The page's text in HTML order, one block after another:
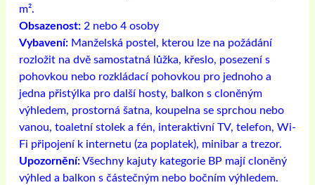
m².
Obsazenost: 2 nebo 4 osoby
Vybavení: Manželská postel, kterou lze na požádání
rozložit na dvě samostatná lůžka, křeslo, posezení s
pohovkou nebo rozkládací pohovkou pro jednoho a
jedna přistýlka pro další hosty, balkon s cloněným
výhledem, prostorná šatna, koupelna se sprchou nebo
vanou, toaletní stolek a fén, interaktivní TV, telefon, Wi-
Fi připojení k internetu (za poplatek), minibar a trezor.
Upozornění:Všechny kajuty kategorie BP mají cloněný
výhled a balkon s částečným nebo bočním výhledem.